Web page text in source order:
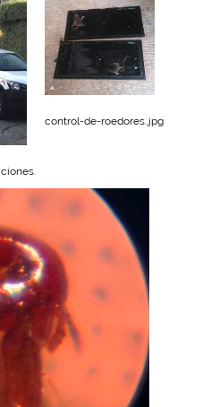
control-de-roedores..jpg